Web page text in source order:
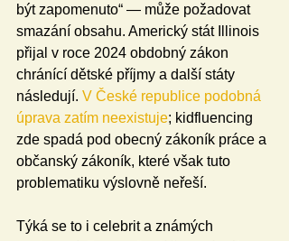
být zapomenuto“ — může požadovat
smazání obsahu. Americký stát Illinois
přijal v roce 2024 obdobný zákon
chránící dětské příjmy a další státy
následují. V České republice podobná
úprava zatím neexistuje; kidfluencing
zde spadá pod obecný zákoník práce a
občanský zákoník, které však tuto
problematiku výslovně neřeší.
Týká se to i celebrit a známých